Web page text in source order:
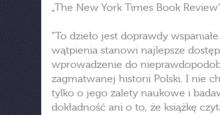
„The New York Times Book
”To dzieło jest doprawdy
wątpienia stanowi najlepsze
wprowadzenie do
zagmatwanej historii Polski. I nie
tylko o jego zalety naukowe i
dokładność ani o to, że książkę